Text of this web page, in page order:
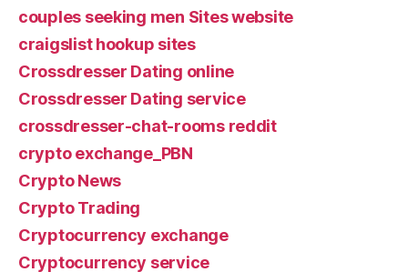
couples seeking men Sites website
craigslist hookup sites
Crossdresser Dating online
Crossdresser Dating service
crossdresser-chat-rooms reddit
crypto exchange_PBN
Crypto News
Crypto Trading
Cryptocurrency exchange
Cryptocurrency service